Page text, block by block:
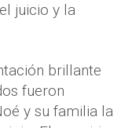
juicio y la
brillante
fueron
y su familia la